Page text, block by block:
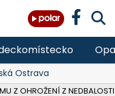
Ostrava
Z OHROŽENÍ Z NEDBALOSTI